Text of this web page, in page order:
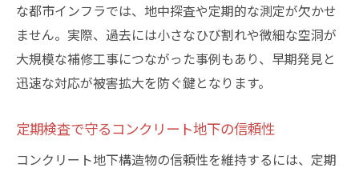
な都市インフラでは、地中探査や定期的な測定が欠かせ
ません。実際、過去には小さなひび割れや微細な空洞が
大規模な補修工事につながった事例もあり、早期発見と
迅速な対応が被害拡大を防ぐ鍵となります。
定期検査で守るコンクリート地下の信頼性
コンクリート地下構造物の信頼性を維持するには、定期